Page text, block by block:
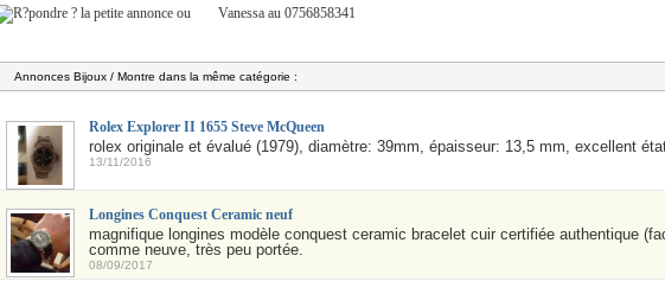
ou Vanessa au 0756858341
Annonces Bijoux / Montre dans la même catégorie :
Rolex Explorer II 1655 Steve McQueen
rolex originale et évalué (1979), diamètre: 39mm, épaisseur: 13,5 mm, excellent
13/11/2016
Longines Conquest Ceramic neuf
magnifique longines modèle conquest ceramic bracelet cuir certifiée authentique
comme neuve, très peu portée.
08/09/2017